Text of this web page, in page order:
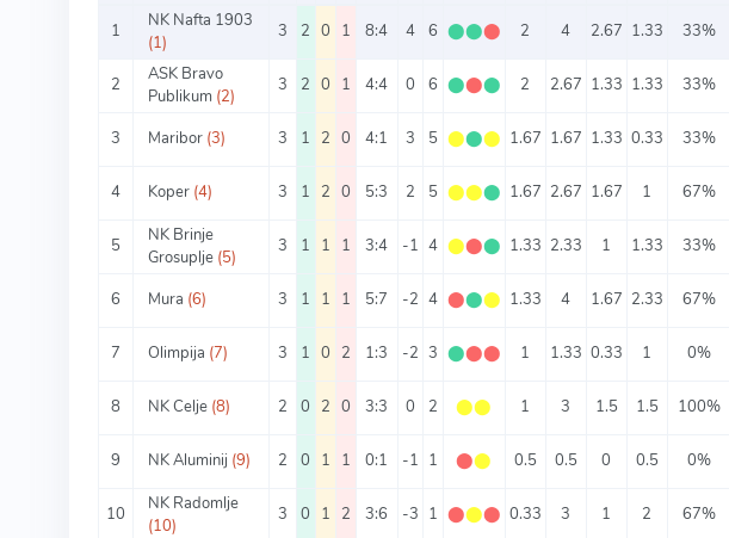
1
NK Nafta 1903
(1)
3 2 0 1 8:4 4 6 ⬤⬤⬤ 2 4 2.67 1.33 33%
2
ASK Bravo
Publikum (2)
3 2 0 1 4:4 0 6 ⬤⬤⬤ 2 2.67 1.33 1.33 33%
3
Maribor (3) 3 1 2 0 4:1 3 5 ⬤⬤⬤ 1.67 1.67 1.33 0.33 33%
4
Koper (4) 3 1 2 0 5:3 2 5 ⬤⬤⬤ 1.67 2.67 1.67 1 67%
5
NK Brinje
Grosuplje (5)
3 1 1 1 3:4 -1 4 ⬤⬤⬤ 1.33 2.33 1 1.33 33%
6
Mura (6) 3 1 1 1 5:7 -2 4 ⬤⬤⬤ 1.33 4 1.67 2.33 67%
7
Olimpija (7) 3 1 0 2 1:3 -2 3 ⬤⬤⬤ 1 1.33 0.33 1 0%
8
NK Celje (8) 2 0 2 0 3:3 0 2 ⬤⬤ 1 3 1.5 1.5 100%
9
NK Aluminij (9) 2 0 1 1 0:1 -1 1 ⬤⬤ 0.5 0.5 0 0.5 0%
10
NK Radomlje
(10)
3 0 1 2 3:6 -3 1 ⬤⬤⬤ 0.33 3 1 2 67%